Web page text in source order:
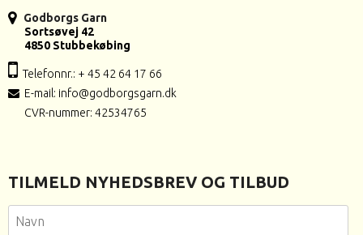
Godborgs Garn
Sortsøvej 42
4850 Stubbekøbing
Telefonnr.: + 45 42 64 17 66
E-mail: info@godborgsgarn.dk
CVR-nummer: 42534765
TILMELD NYHEDSBREV OG TILBUD